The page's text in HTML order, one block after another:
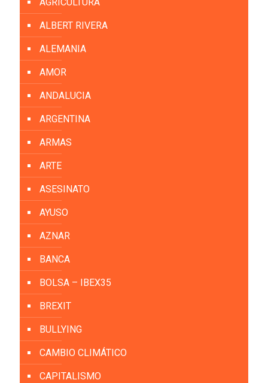
AGRICULTURA
ALBERT RIVERA
ALEMANIA
AMOR
ANDALUCIA
ARGENTINA
ARMAS
ARTE
ASESINATO
AYUSO
AZNAR
BANCA
BOLSA – IBEX35
BREXIT
BULLYING
CAMBIO CLIMÁTICO
CAPITALISMO